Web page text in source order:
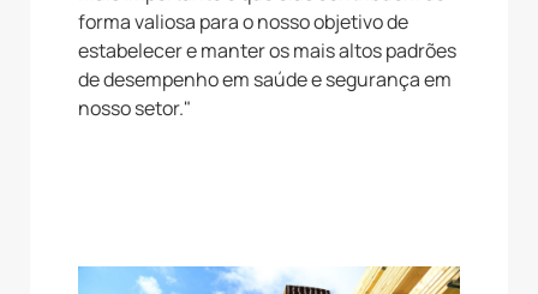
forma valiosa para o nosso objetivo de
estabelecer e manter os mais altos padrões
de desempenho em saúde e segurança em
nosso setor."